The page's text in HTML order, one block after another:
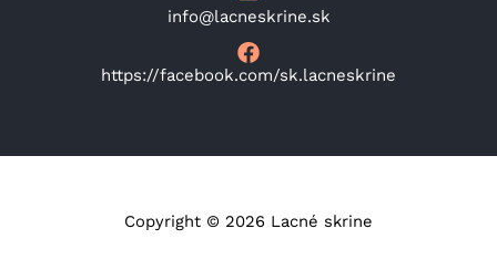
info@lacneskrine.sk
https://facebook.com/sk.lacneskrine
Copyright © 2026 Lacné skrine